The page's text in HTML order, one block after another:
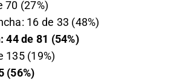
70 (27%)
16 de 33 (48%)
44 de 81 (54%)
135 (19%)
(56%)